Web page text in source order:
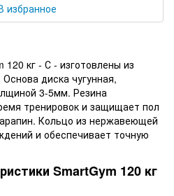
избранное
кг - С - изготовлены из
диска чугунная,
3-5мм. Резина
тренировок и защищает пол
Кольцо из нержавеющей
и обеспечивает точную
SmartGym 120 кг